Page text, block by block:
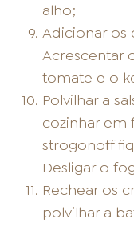
alho;
Adicionar os
Acrescentar
tomate e o
Polvilhar a
cozinhar em
strogonoff
Desligar o
Rechear os
polvilhar a